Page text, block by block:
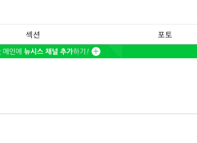
섹션 포토